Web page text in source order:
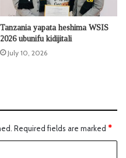
Tanzania yapata heshima WSIS
2026 ubunifu kidijitali
July 10, 2026
Required fields are marked *